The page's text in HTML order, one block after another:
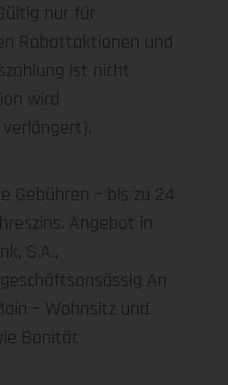
nur für
Rabattaktionen und
ist nicht
wird
Gebühren – bis zu 24
Angebot in
S.A.,
An
– Wohnsitz und
Bonität